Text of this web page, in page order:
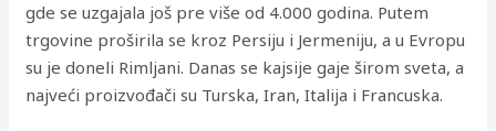
gde se uzgajala još pre više od 4.000 godina. Putem
trgovine proširila se kroz Persiju i Jermeniju, a u Evropu
su je doneli Rimljani. Danas se kajsije gaje širom sveta, a
najveći proizvođači su Turska, Iran, Italija i Francuska.